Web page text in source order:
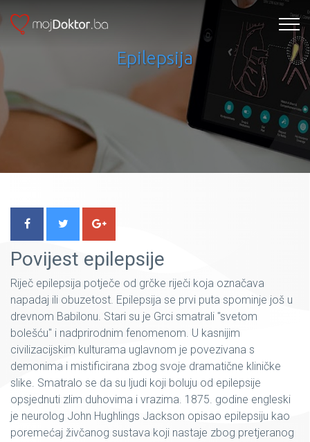
Epilepsija
Povijest epilepsije
Riječ epilepsija potječe od grčke riječi koja označava
napadaj ili obuzetost. Epilepsija se prvi puta spominje još u
drevnom Babilonu. Stari su je Grci smatrali "svetom
bolešću" i nadprirodnim fenomenom. U kasnijim
civilizacijskim kulturama uglavnom je povezivana s
demonima i mistificirana zbog svoje dramatične kliničke
slike. Smatralo se da su ljudi koji boluju od epilepsije
opsjednuti zlim duhovima i vrazima. 1875. godine engleski
je neurolog John Hughlings Jackson opisao epilepsiju kao
poremećaj živčanog sustava koji nastaje zbog pretjeranog